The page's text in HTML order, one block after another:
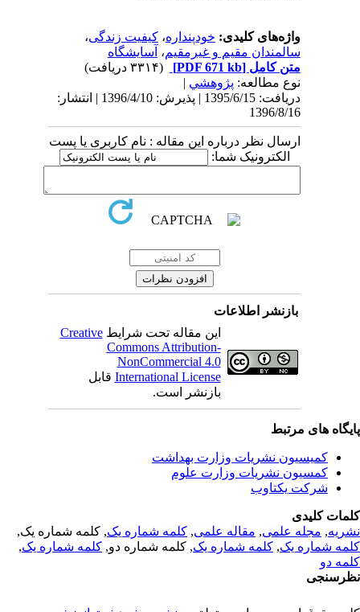
واژه‌های کلیدی:خودپنداره ،کیفیت زندگی،
سالمندان مقیم و غیرمقیم،آسایشگاه
متن کامل[PDF 671 kb]
نوع مطالعه:پژوهشي|
دریافت: 1395/6/15 | پذیرش: 1396/4/10 | انتشار:
1396/8/16
ارسال نظر درباره این مقاله : نام کاربری یا پست
الکترونیک شما:
بازنشر اطلاعات
این مقاله تحت شرایطCreative
Commons Attribution-
NonCommercial 4.0
International Licenseقابل
بازنشر است.
های مرتبط
کمیسیون نشریات وزارت بهداشت
کمسیون نشریات وزارت علوم
شرکت یکتاوب
کلیدی
,مجله علمی, مقاله علمی, کلمه شماره یک, کلمه شماره یک,
شماره یک,کلمه شماره یک, کلمه شماره دو,کلمه شماره یک,
دو